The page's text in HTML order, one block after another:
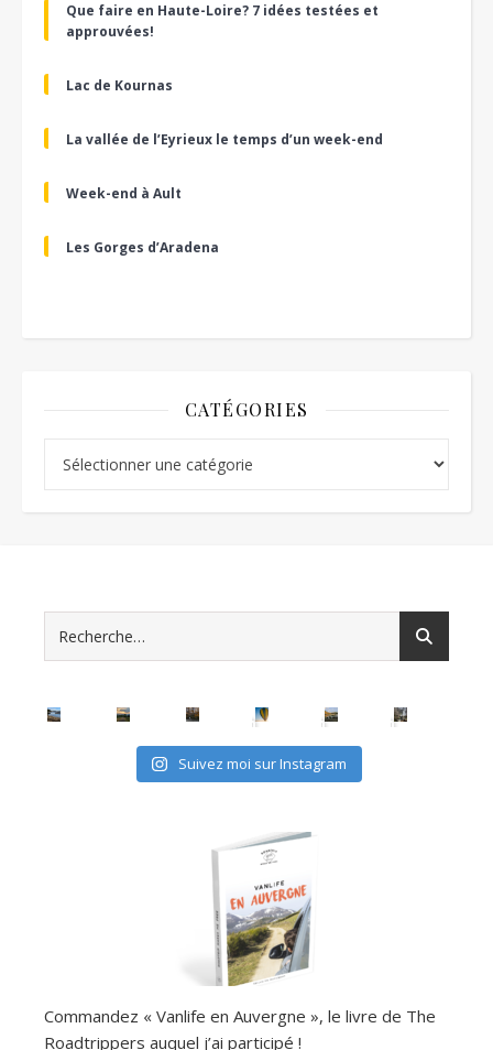
Que faire en Haute-Loire? 7 idées testées et
approuvées!
Lac de Kournas
La vallée de l’Eyrieux le temps d’un week-end
Week-end à Ault
Les Gorges d’Aradena
CATÉGORIES
Suivez moi sur Instagram
Commandez « Vanlife en Auvergne », le livre de The
Roadtrippers auquel j’ai participé !